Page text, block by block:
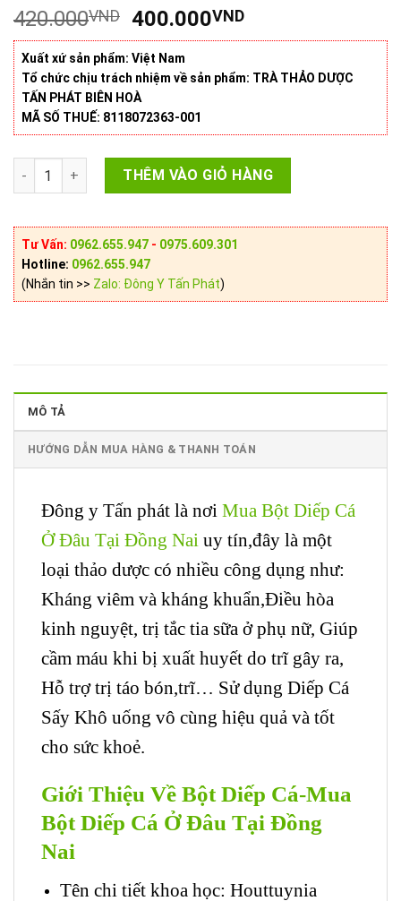
420.000VND
Giá
gốc
là:
420.000VND.
400.000VNDGiá
hiện
là:
Xuất xứ sản phẩm: Việt Nam
Tổ chức chịu trách nhiệm về sản phẩm: TRÀ THẢO DƯỢC
TẤN PHÁT BIÊN HOÀ
MÃ SỐ THUẾ: 8118072363-001
Mua Bột Diếp Cá Ở Đâu Tại Đồng Nai số lượng
THÊM VÀO GIỎ HÀNG
Tư Vấn: 0962.655.947 - 0975.609.301
Hotline: 0962.655.947
(Nhắn tin >> Zalo: Đông Y Tấn Phát)
MÔ TẢ
HƯỚNG DẪN MUA HÀNG & THANH TOÁN
Đông y Tấn phát là nơi Mua Bột Diếp Cá
Ở Đâu Tại Đồng Nai uy tín,đây là một
loại thảo dược có nhiều công dụng như:
Kháng viêm và kháng khuẩn,Điều hòa
kinh nguyệt, trị tắc tia sữa ở phụ nữ, Giúp
cầm máu khi bị xuất huyết do trĩ gây ra,
Hỗ trợ trị táo bón,trĩ… Sử dụng Diếp Cá
Sấy Khô uống vô cùng hiệu quả và tốt
cho sức khoẻ.
Giới Thiệu Về Bột Diếp Cá-Mua
Bột Diếp Cá Ở Đâu Tại Đồng
Nai
Tên chi tiết khoa học: Houttuynia